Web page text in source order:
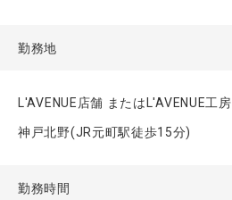
勤務地
L'AVENUE店舗 またはL'AVENUE工房
神戸北野(JR元町駅徒歩15分)
勤務時間